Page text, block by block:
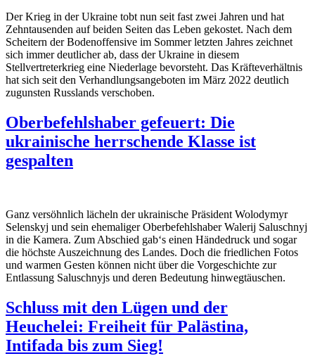
Der Krieg in der Ukraine tobt nun seit fast zwei Jahren und hat
Zehntausenden auf beiden Seiten das Leben gekostet. Nach dem
Scheitern der Bodenoffensive im Sommer letzten Jahres zeichnet
sich immer deutlicher ab, dass der Ukraine in diesem
Stellvertreterkrieg eine Niederlage bevorsteht. Das Kräfteverhältnis
hat sich seit den Verhandlungsangeboten im März 2022 deutlich
zugunsten Russlands verschoben.
Oberbefehlshaber gefeuert: Die
ukrainische herrschende Klasse ist
gespalten
Ganz versöhnlich lächeln der ukrainische Präsident Wolodymyr
Selenskyj und sein ehemaliger Oberbefehlshaber Walerij Saluschnyj
in die Kamera. Zum Abschied gab‘s einen Händedruck und sogar
die höchste Auszeichnung des Landes. Doch die friedlichen Fotos
und warmen Gesten können nicht über die Vorgeschichte zur
Entlassung Saluschnyjs und deren Bedeutung hinwegtäuschen.
Schluss mit den Lügen und der
Heuchelei: Freiheit für Palästina,
Intifada bis zum Sieg!